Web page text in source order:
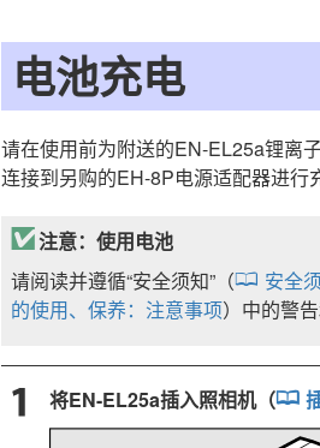
电池充电
请在使用前为附送的EN-EL25a锂离
连接到另购的EH-8P电源适配器进行
注意：使用电池
请阅读并遵循“安全须知”（ 安全
的使用、保养：注意事项）中的警
将EN-EL25a插入照相机（